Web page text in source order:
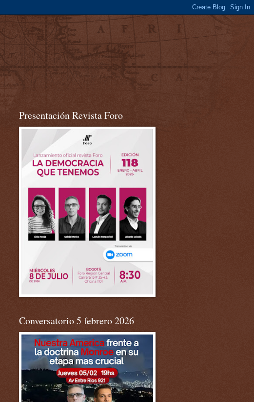
Presentación Revista Foro
Conversatorio 5 febrero 2026